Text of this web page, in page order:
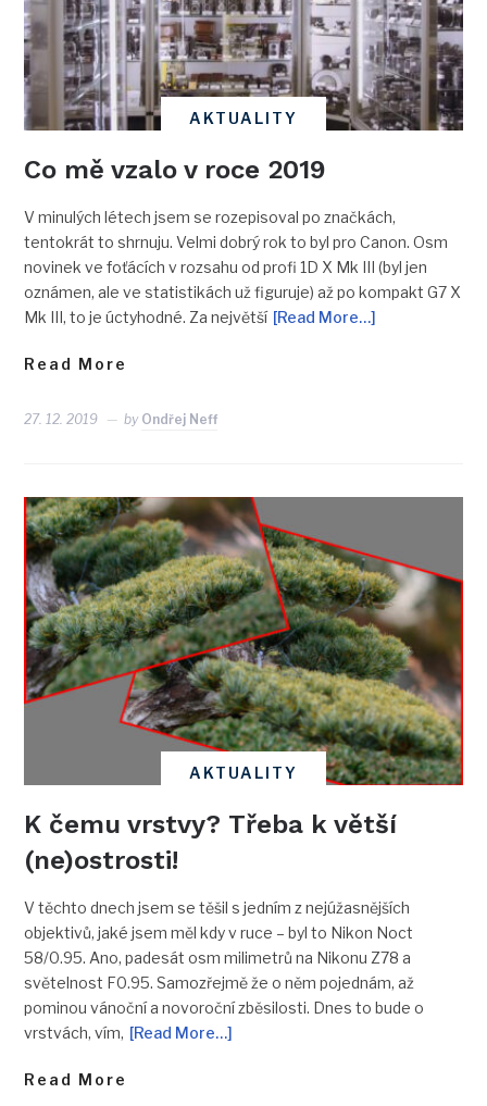
AKTUALITY
Co mě vzalo v roce 2019
V minulých létech jsem se rozepisoval po značkách,
tentokrát to shrnuju. Velmi dobrý rok to byl pro Canon. Osm
novinek ve foťácích v rozsahu od profi 1D X Mk III (byl jen
oznámen, ale ve statistikách už figuruje) až po kompakt G7 X
Mk III, to je úctyhodné. Za největší [Read More…]
Read More
27. 12. 2019 by Ondřej Neff
AKTUALITY
K čemu vrstvy? Třeba k větší
(ne)ostrosti!
V těchto dnech jsem se těšil s jedním z nejúžasnějších
objektivů, jaké jsem měl kdy v ruce – byl to Nikon Noct
58/0.95. Ano, padesát osm milimetrů na Nikonu Z78 a
světelnost F0.95. Samozřejmě že o něm pojednám, až
pominou vánoční a novoroční zběsilosti. Dnes to bude o
vrstvách, vím, [Read More…]
Read More